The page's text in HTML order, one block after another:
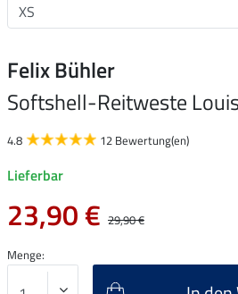
Felix Bühler
Softshell-Reitweste
4.8 12 Bewertung(en)
Lieferbar
23,90 € 29,90 €
Menge: